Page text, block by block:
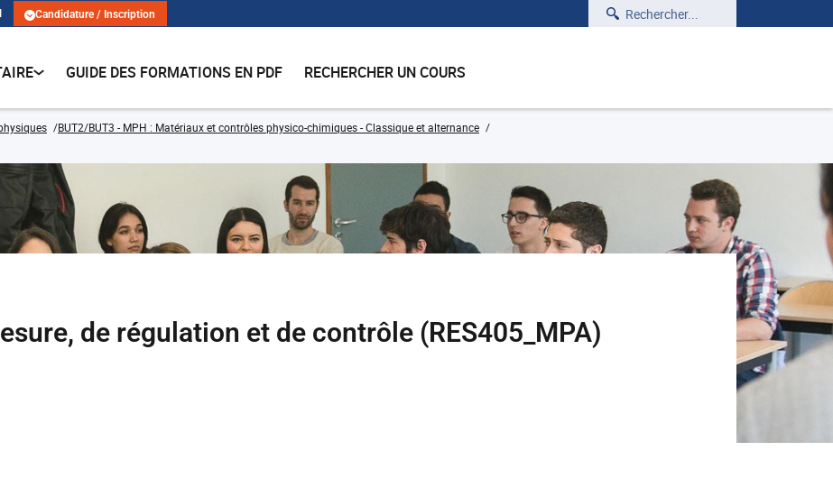
Candidature / Inscription Rechercher
GUIDE DES FORMATIONS EN PDF RECHERCHER UN COURS
BUT2/BUT3 - MPH : Matériaux et contrôles physico-chimiques - Classique et alternance
de régulation et de contrôle (RES405_MPA)